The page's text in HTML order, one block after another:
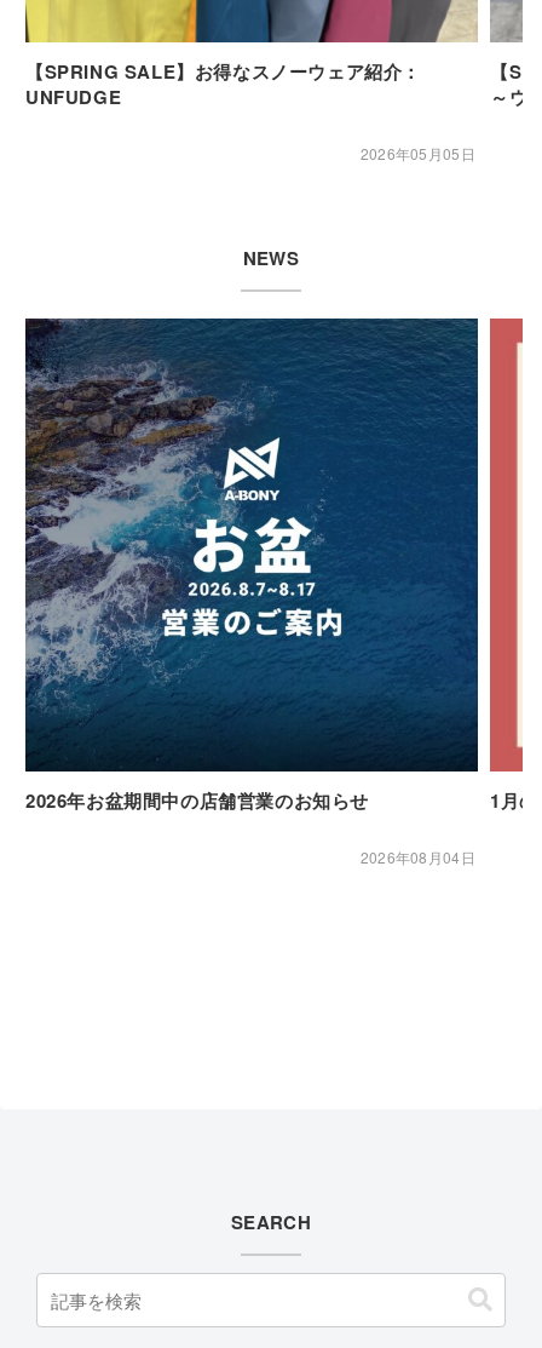
【SPRING SALE】お得なスノーウェア紹介：
UNFUDGE
2026年05月05日
【
～ウ
NEWS
2026年お盆期間中の店舗営業のお知らせ
2026年08月04日
1月
SEARCH